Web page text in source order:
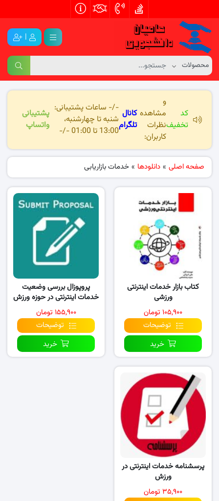
|
کد
تخفیف
و
مشاهده
نظرات
کاربران:
کانال
تلگرام
-/- ساعات پشتیبانی:
شنبه تا چهارشنبه،
13:00 تا 01:00 -/-
پشتیبانی
واتساپ
صفحه اصلی » دانلودها » خدمات بازاریابی
کتاب بازار خدمات اینترنتی
ورزشی
۱۰۵,۹۰۰ تومان
توضیحات
خرید
پروپوزال بررسی وضعیت
خدمات اینترنتی در حوزه ورزش
از دیدگاه
۱۵۵,۹۰۰ تومان
توضیحات
خرید
پرسشنامه خدمات اینترنتی در
ورزش
۳۵,۹۰۰ تومان